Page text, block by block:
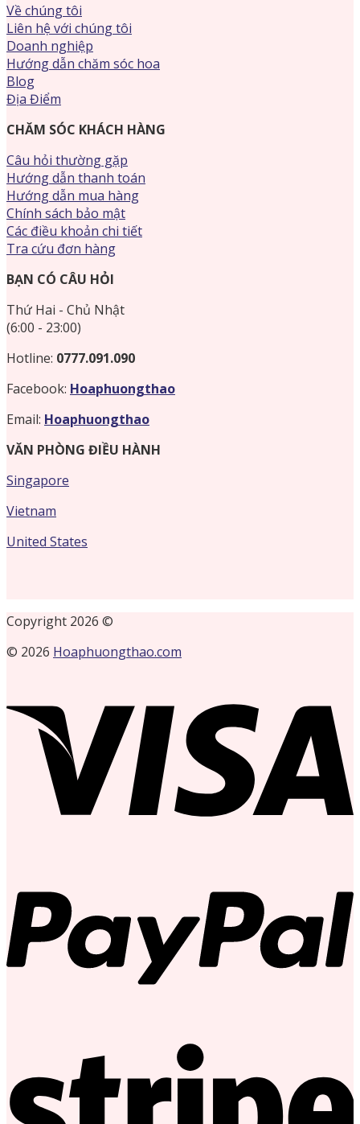
Về chúng tôi
Liên hệ với chúng tôi
Doanh nghiệp
Hướng dẫn chăm sóc hoa
Blog
Địa Điểm
CHĂM SÓC KHÁCH HÀNG
Câu hỏi thường gặp
Hướng dẫn thanh toán
Hướng dẫn mua hàng
Chính sách bảo mật
Các điều khoản chi tiết
Tra cứu đơn hàng
BẠN CÓ CÂU HỎI
Thứ Hai - Chủ Nhật
(6:00 - 23:00)
Hotline: 0777.091.090
Facebook: Hoaphuongthao
Email: Hoaphuongthao
VĂN PHÒNG ĐIỀU HÀNH
Singapore
Vietnam
United States
Copyright 2026 ©
© 2026 Hoaphuongthao.com